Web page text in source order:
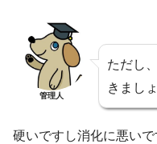
管理人
ただし
きまし
硬いですし消化に悪いで